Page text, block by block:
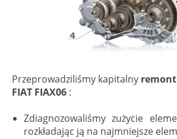
Przeprowadziliśmy kapitalny
FIAT FIAX06 :
Zdiagnozowaliśmy zużycie
rozkładając ją na najmniejsze